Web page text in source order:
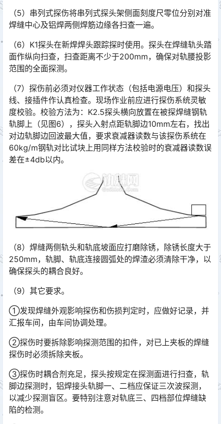
（5）串列式探伤将串列式探头架侧面刻度尺零位分别对准
焊缝中心及铝焊两侧焊筋边缘各扫查一遍。
（6）K1探头在新焊焊头跟踪探时使用。探头在焊缝轨头踏
面作纵向扫查，扫查距离不少于200mm，确保对轨腰投影
范围的全面探测。
（7）探伤前必须对仪器工作状态（包括电源电压）和探头
线、接插件作认真检查。现场作业前应进行探伤系统灵敏
度校验。校验方法为：K2.5探头横向放置在被探焊缝钢轨
轨脚上（见图6），探头入射点距轨脚边10mm左右，找出
对边轨脚边回波最大值，要求衰减器读数与该探伤系统在
60kg/m钢轨对比试块上用同样方法校验时的衰减器读数误
差在±4db以内。󠅅󠅃󠄵󠅂󠄪󠇖󠆨󠆨󠇕󠆞󠆒󠅬󠇘󠆭󠆘󠇙󠆝󠅵󠇗󠆭󠆁󠄐󠇗󠅹󠅸󠇖󠆍󠅳󠇖󠅹󠅰󠇖󠆌󠅹
（8）焊缝两侧轨头和轨底坡面应打磨除锈，除锈长度大于
250mm，轨脚、轨底连接圆弧处的焊渣必须清除干净，以
确保探头的耦合良好。
（9）其它要求。
①发现焊缝外观影响探伤和伤损判定时，应做好记录，并
汇报车间，由车间协调处理。
②探伤时要拆除影响探测范围的扣件，对已上夹板的焊缝
探伤时必须拆除夹板。
③探伤时耦合剂充足，探头按规定在探测面进行扫查，轨
脚边探测时，铝焊接头轨脚一、二档应保证三次波探测，
以减少探测盲区。要特别注意对轨底三、四档部位焊缝缺
陷的检测。󠅅󠅃󠄵󠅂󠄪󠇖󠆨󠆨󠇕󠆞󠆒󠅬󠇘󠆭󠆘󠇙󠆝󠅵󠇗󠆭󠆁󠄐󠇗󠅹󠅸󠇖󠆍󠅳󠇖󠅹󠅰󠇖󠆌󠅹